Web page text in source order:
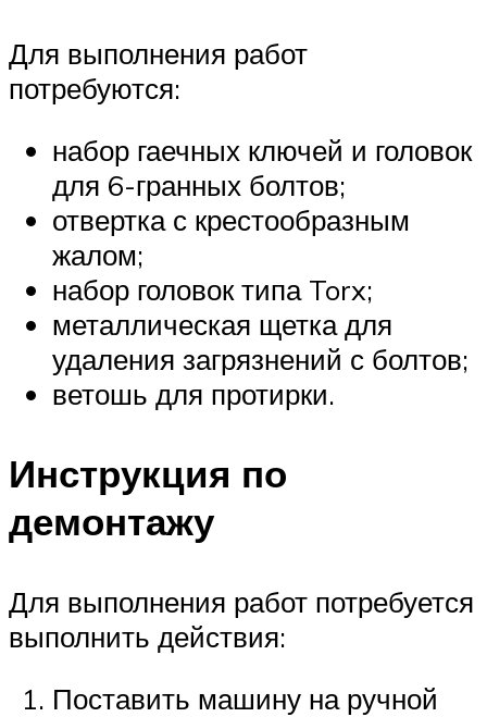
Для выполнения работ
потребуются:
набор гаечных ключей и головок
для 6-гранных болтов;
отвертка с крестообразным
жалом;
набор головок типа Torx;
металлическая щетка для
удаления загрязнений с болтов;
ветошь для протирки.
Инструкция по
демонтажу
Для выполнения работ потребуется
выполнить действия:
Поставить машину на ручной